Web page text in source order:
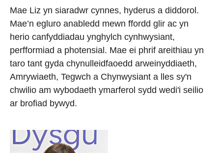
Mae Liz yn siaradwr cynnes, hyderus a diddorol.
Mae’n egluro anabledd mewn ffordd glir ac yn
herio canfyddiadau ynghylch cynhwysiant,
perfformiad a photensial. Mae ei phrif areithiau yn
taro tant gyda chynulleidfaoedd arweinyddiaeth,
Amrywiaeth, Tegwch a Chynwysiant a lles sy'n
chwilio am wybodaeth ymarferol sydd wedi'i seilio
ar brofiad bywyd.